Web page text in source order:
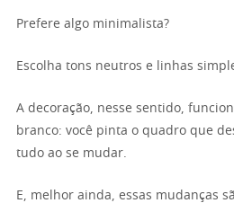
Prefere algo minimalista?
Escolha tons neutros e linhas
A decoração, nesse sentido,
branco: você pinta o quadro que
tudo ao se mudar.
E, melhor ainda, essas mudanças